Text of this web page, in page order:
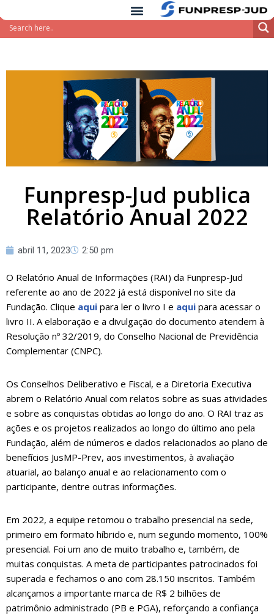
Pular
Funpresp-Jud publica
Relatório Anual 2022
abril 11, 2023 2:50 pm
O Relatório Anual de Informações (RAI) da Funpresp-Jud
referente ao ano de 2022 já está disponível no site da
Fundação. Clique aqui para ler o livro I e aqui para acessar o
livro II. A elaboração e a divulgação do documento atendem à
Resolução nº 32/2019, do Conselho Nacional de Previdência
Complementar (CNPC).
Os Conselhos Deliberativo e Fiscal, e a Diretoria Executiva
abrem o Relatório Anual com relatos sobre as suas atividades
e sobre as conquistas obtidas ao longo do ano. O RAI traz as
ações e os projetos realizados ao longo do último ano pela
Fundação, além de números e dados relacionados ao plano de
benefícios JusMP-Prev, aos investimentos, à avaliação
atuarial, ao balanço anual e ao relacionamento com o
participante, dentre outras informações.
Em 2022, a equipe retomou o trabalho presencial na sede,
primeiro em formato híbrido e, num segundo momento, 100%
presencial. Foi um ano de muito trabalho e, também, de
muitas conquistas. A meta de participantes patrocinados foi
superada e fechamos o ano com 28.150 inscritos. Também
alcançamos a importante marca de R$ 2 bilhões de
patrimônio administrado (PB e PGA), reforçando a confiança